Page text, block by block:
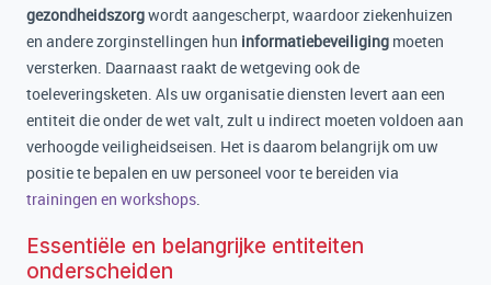
gezondheidszorgwordt aangescherpt, waardoor ziekenhuizen
en andere zorginstellingen hun informatiebeveiliging moeten
versterken. Daarnaast raakt de wetgeving ook de
toeleveringsketen. Als uw organisatie diensten levert aan een
entiteit die onder de wet valt, zult u indirect moeten voldoen aan
verhoogde veiligheidseisen. Het is daarom belangrijk om uw
positie te bepalen en uw personeel voor te bereiden via
trainingen en workshops.
Essentiële en belangrijke entiteiten
onderscheiden